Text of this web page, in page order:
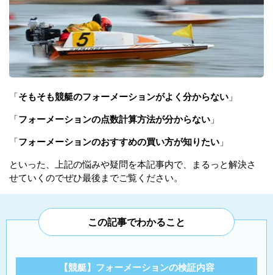
「そもそも競艇のフォーメーションがよく分からない 」
「フォーメーションの点数計算方法が分からない 」
「フォーメーションのおすすめの買い方が知りたい 」
といった、上記の悩みや疑問を本記事内で、まるっと解決さ
せていくのでぜひ最後までご覧ください。
この記事でわかること
【競艇】フォーメーションの検証内容